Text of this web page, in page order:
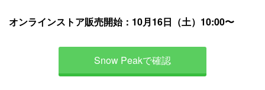
オンラインストア販売開始：10月16日（土）10:00〜
Snow Peakで確認